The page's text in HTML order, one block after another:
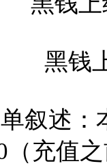
黑钱
叙述：
（充值